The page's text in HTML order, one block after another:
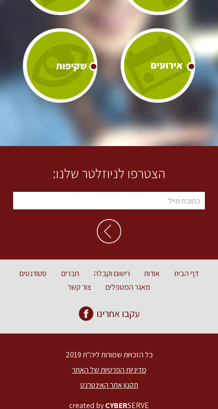
הצטרפו לניוזלטר שלנו:
דף הבית אודות רישום וקבלה חברים
סטודנטים
מאגר המטפלים
צור קשר
עקבו אחרינו
כל הזכויות שמורות ליה"ת 2019
מדיניות הפרטיות של האתר
תקנון אתר האינטרנט
created byCYBERSERVE